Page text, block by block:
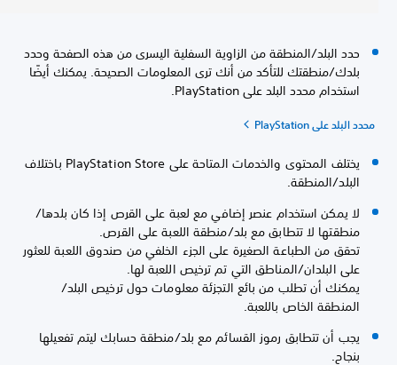
حدد البلد/المنطقة من الزاوية السفلية اليسرى من هذه الصفحة وحدد
بلدك/منطقتك للتأكد من أنك ترى المعلومات الصحيحة. يمكنك أيضًا
استخدام محدد البلد على PlayStation.
محدد البلد على PlayStation
يختلف المحتوى والخدمات المتاحة على PlayStation Store باختلاف
البلد/المنطقة.
لا يمكن استخدام عنصر إضافي مع لعبة على القرص إذا كان بلدها/
منطقتها لا تتطابق مع بلد/منطقة اللعبة على القرص.
تحقق من الطباعة الصغيرة على الجزء الخلفي من صندوق اللعبة للعثور
على البلدان/المناطق التي تم ترخيص اللعبة لها.
يمكنك أن تطلب من بائع التجزئة معلومات حول ترخيص البلد/
المنطقة الخاص باللعبة.
يجب أن تتطابق رموز القسائم مع بلد/منطقة حسابك ليتم تفعيلها
بنجاح.